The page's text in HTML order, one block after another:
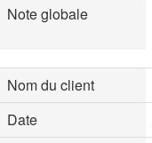
Note globale
Nom du client
Date